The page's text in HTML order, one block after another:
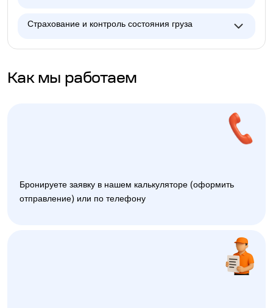
Страхование и контроль состояния груза
Как мы работаем
Бронируете заявку в нашем калькуляторе (оформить
отправление) или по телефону